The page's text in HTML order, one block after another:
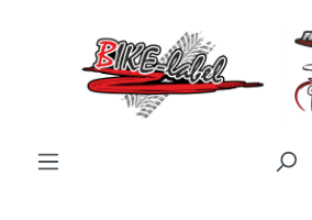
Zum Hauptinhalt springen